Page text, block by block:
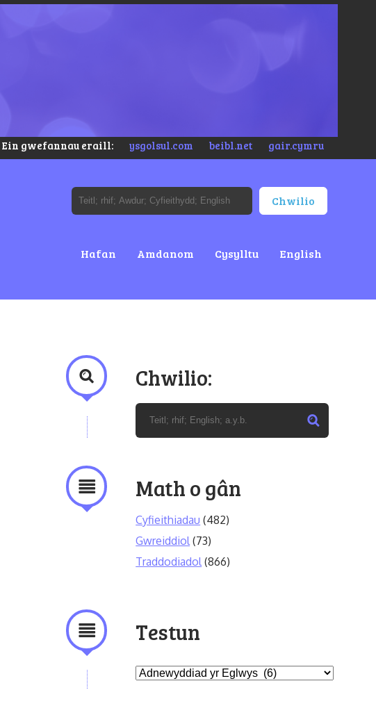
Ein gwefannau eraill: ysgolsul.com beibl.net gair.cymru
Hafan Amdanom Cysylltu English
Chwilio:
Math o gân
Cyfieithiadau (482)
Gwreiddiol (73)
Traddodiadol (866)
Testun